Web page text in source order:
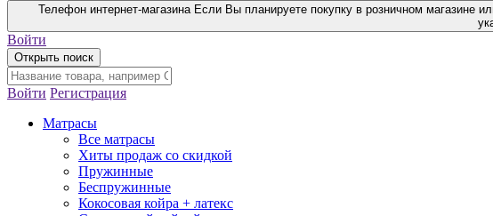
Телефон интернет-магазина Если Вы планируете покупку в розничном магазине
Войти
Открыть поиск
Войти Регистрация
Матрасы
Все матрасы
Хиты продаж со скидкой
Пружинные
Беспружинные
Кокосовая койра + латекс